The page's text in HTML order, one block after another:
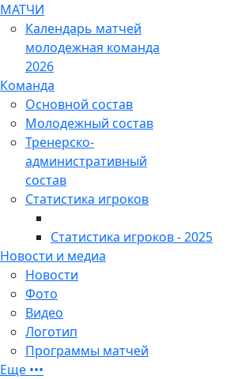
МАТЧИ
Календарь матчей
молодежная команда
2026
Команда
Основной состав
Молодежный состав
Тренерско-
административный
состав
Статистика игроков
Статистика игроков - 2025
Новости и медиа
Новости
Фото
Видео
Логотип
Программы матчей
Еще •••